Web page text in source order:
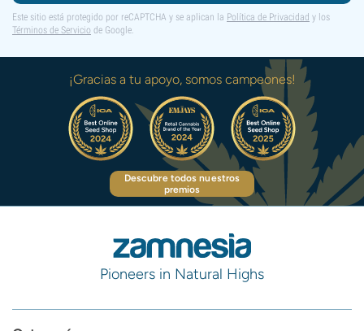
Este sitio está protegido por reCAPTCHA y se aplican la Política de Privacidad y los
Términos de Servicio de Google.
¡Gracias a tu apoyo, somos campeones!
Descubre todos nuestros
premios
Pioneers in Natural Highs